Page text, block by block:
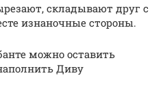
складывают друг с
изнаночные стороны.
можно оставить
Диву